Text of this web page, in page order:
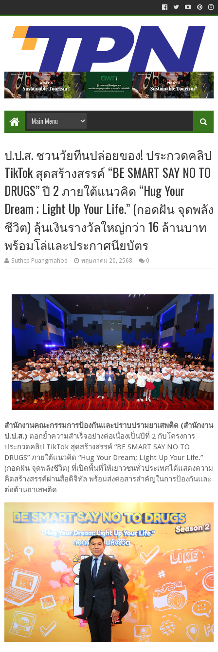
ป.ป.ส. ชวนวัยทีนปล่อยของ! ประกวดคลิป
TikTok สุดสร้างสรรค์ “BE SMART SAY NO TO
DRUGS” ปี 2 ภายใต้แนวคิด “Hug Your
Dream ; Light Up Your Life.” (กอดฝัน จุดพลัง
ชีวิต) ลุ้นเงินรางวัลใหญ่กว่า 16 ล้านบาท
พร้อมโล่และประกาศนียบัตร
Suthep Puangmahod พฤษภาคม 20, 2568 0
สำนักงานคณะกรรมการป้องกันและปราบปรามยาเสพติด (สำนักงาน
ป.ป.ส.) ตอกย้ำความสำเร็จอย่างต่อเนื่องเป็นปีที่ 2 กับโครงการ
ประกวดคลิป TikTok สุดสร้างสรรค์ “BE SMART SAY NO TO
DRUGS” ภายใต้แนวคิด “Hug Your Dream; Light Up Your Life.”
(กอดฝัน จุดพลังชีวิต) ที่เปิดพื้นที่ให้เยาวชนทั่วประเทศได้แสดงความ
คิดสร้างสรรค์ผ่านสื่อดิจิทัล พร้อมส่งต่อสารสำคัญในการป้องกันและ
ต่อต้านยาเสพติด